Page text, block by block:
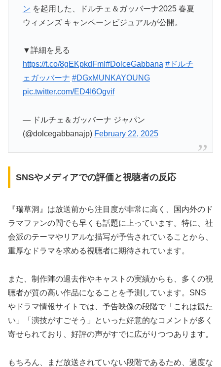
ン を起用した、ドルチェ＆ガッバーナ2025 春夏
ウィメンズ キャンペーンビジュアルが公開。
▼詳細を見る
https://t.co/8gEKpkdFmI #DolceGabbana #ドルチ
ェガッバーナ #DGxMUNKAYOUNG
pic.twitter.com/ED4I6Ogvif
— ドルチェ＆ガッバーナ ジャパン
(@dolcegabbanajp) February 22, 2025
SNSやメディアでの評価と視聴者の反応
『瑞草洞』は放送前から注目度が非常に高く、国内外のド
ラマファンの間でも早くも話題に上っています。特に、社
会派のテーマやリアルな描写が予告されていることから、
重厚なドラマを求める視聴者に期待されています。
また、制作陣の過去作やキャストの実績からも、多くの視
聴者が質の高い作品になることを予測しています。SNS
やドラマ情報サイトでは、予告映像の段階で「これは観た
い」「演技がすごそう」といった好意的なコメントが多く
寄せられており、好評の声がすでに広がりつつあります。
もちろん、まだ放送されていない段階であるため、過度な